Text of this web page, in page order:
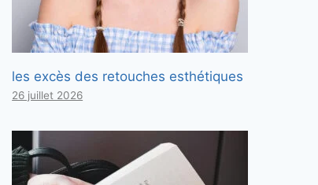
les excès des retouches esthétiques
26 juillet 2026